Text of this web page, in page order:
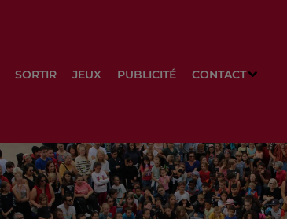
SORTIR JEUX PUBLICITÉ CONTACT